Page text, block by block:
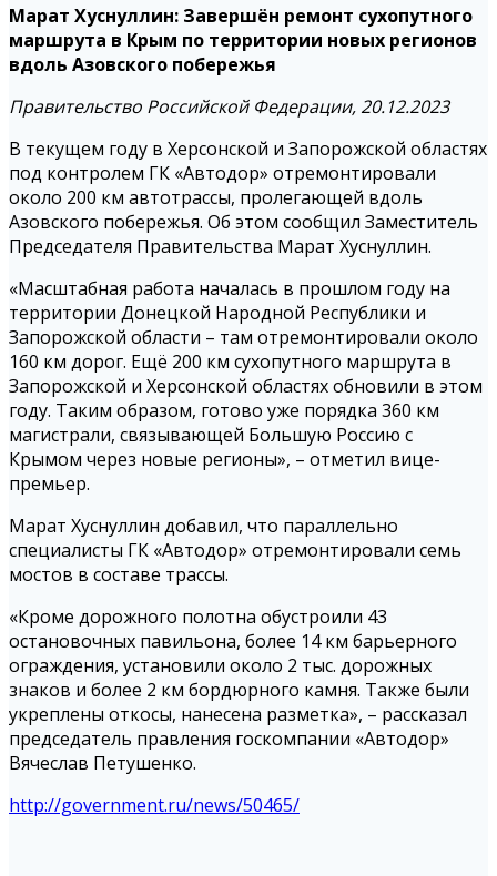
Марат Хуснуллин: Завершён ремонт сухопутного
маршрута в Крым по территории новых регионов
вдоль Азовского побережья
Правительство Российской Федерации, 20.12.2023
В текущем году в Херсонской и Запорожской областях
под контролем ГК «Автодор» отремонтировали
около 200 км автотрассы, пролегающей вдоль
Азовского побережья. Об этом сообщил Заместитель
Председателя Правительства Марат Хуснуллин.
«Масштабная работа началась в прошлом году на
территории Донецкой Народной Республики и
Запорожской области – там отремонтировали около
160 км дорог. Ещё 200 км сухопутного маршрута в
Запорожской и Херсонской областях обновили в этом
году. Таким образом, готово уже порядка 360 км
магистрали, связывающей Большую Россию с
Крымом через новые регионы», – отметил вице-
премьер.
Марат Хуснуллин добавил, что параллельно
специалисты ГК «Автодор» отремонтировали семь
мостов в составе трассы.
«Кроме дорожного полотна обустроили 43
остановочных павильона, более 14 км барьерного
ограждения, установили около 2 тыс. дорожных
знаков и более 2 км бордюрного камня. Также были
укреплены откосы, нанесена разметка», – рассказал
председатель правления госкомпании «Автодор»
Вячеслав Петушенко.
http://government.ru/news/50465/